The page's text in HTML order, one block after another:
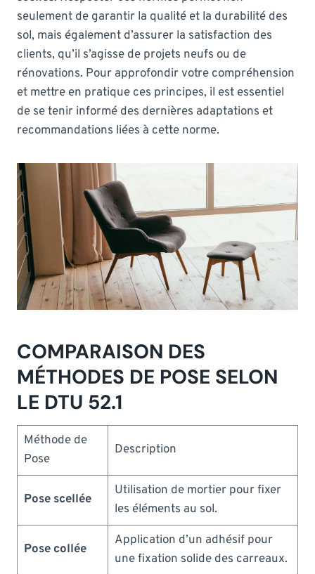
seulement de garantir la qualité et la durabilité des
sol, mais également d’assurer la satisfaction des
clients, qu’il s’agisse de projets neufs ou de
rénovations. Pour approfondir votre compréhension
et mettre en pratique ces principes, il est essentiel
de se tenir informé des dernières adaptations et
recommandations liées à cette norme.
COMPARAISON DES
MÉTHODES DE POSE SELON
LE DTU 52.1
Méthode de
Pose
Description
Pose scellée
Utilisation de mortier pour fixer
les éléments au sol.
Pose collée
Application d’un adhésif pour
une fixation solide des carreaux.